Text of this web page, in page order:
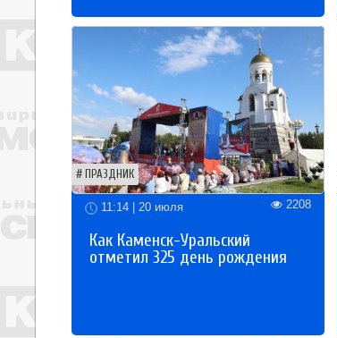
ПРАЗДНИК
11:14 | 20 июля 2208
Как Каменск-Уральский
отметил 325 день рождения